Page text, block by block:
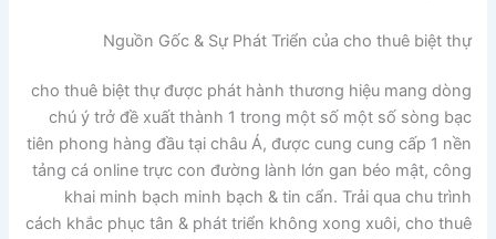
Nguồn Gốc & Sự Phát Triển của cho thuê biệt thự
cho thuê biệt thự được phát hành thương hiệu mang dòng
chú ý trở đề xuất thành 1 trong một số một số sòng bạc
tiên phong hàng đầu tại châu Á, được cung cung cấp 1 nền
tảng cá online trực con đường lành lớn gan béo mật, công
khai minh bạch minh bạch & tin cẩn. Trải qua chu trình
cách khắc phục tân & phát triển không xong xuôi, cho thuê